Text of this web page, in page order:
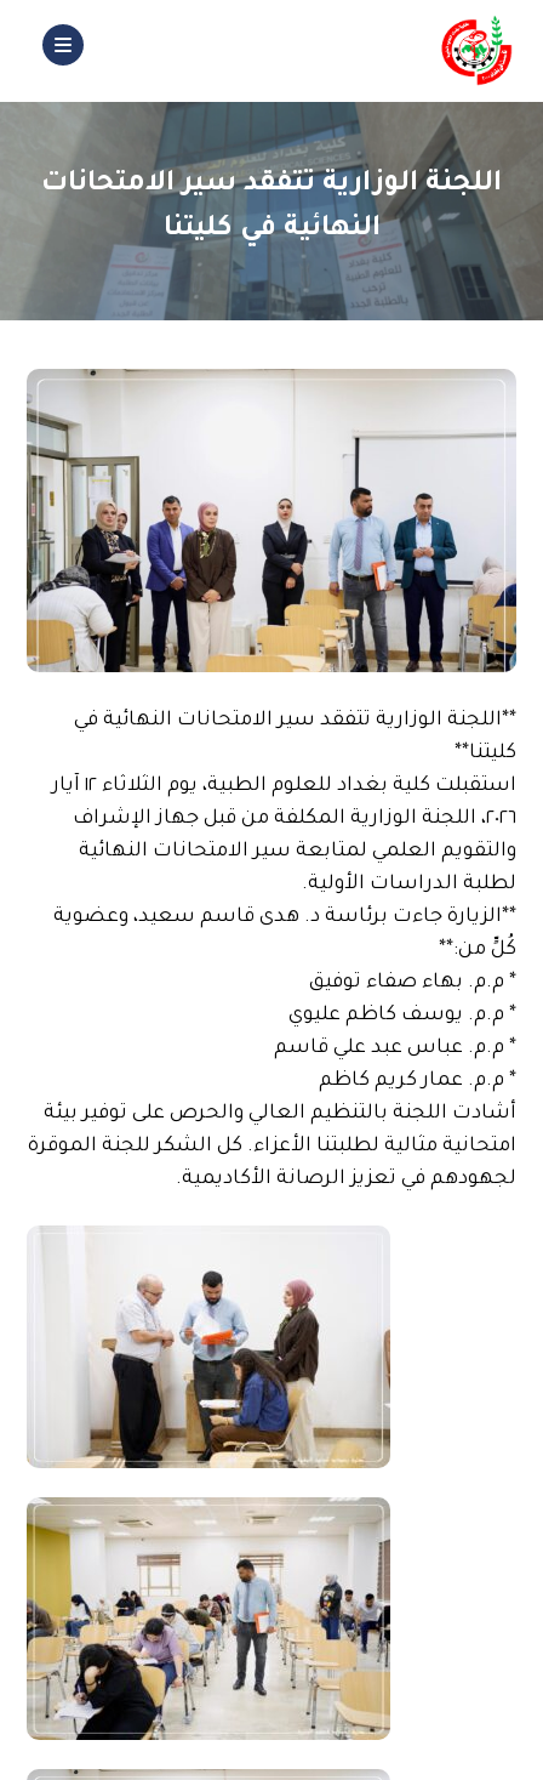
اللجنة الوزارية تتفقد سير الامتحانات
النهائية في كليتنا
**اللجنة الوزارية تتفقد سير الامتحانات النهائية في
كليتنا**
استقبلت كلية بغداد للعلوم الطبية، يوم الثلاثاء ١٢ آيار
٢٠٢٦، اللجنة الوزارية المكلفة من قبل جهاز الإشراف
والتقويم العلمي لمتابعة سير الامتحانات النهائية
لطلبة الدراسات الأولية.
**الزيارة جاءت برئاسة د. هدى قاسم سعيد، وعضوية
كُلٍّ من:**
* م.م. بهاء صفاء توفيق
* م.م. يوسف كاظم عليوي
* م.م. عباس عبد علي قاسم
* م.م. عمار كريم كاظم
أشادت اللجنة بالتنظيم العالي والحرص على توفير بيئة
امتحانية مثالية لطلبتنا الأعزاء. كل الشكر للجنة الموقرة
لجهودهم في تعزيز الرصانة الأكاديمية.